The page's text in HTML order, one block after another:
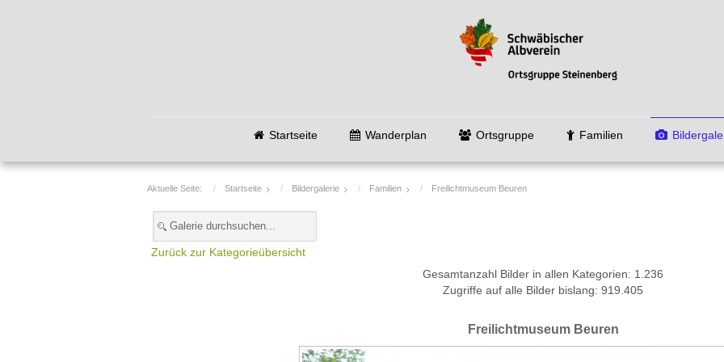
Startseite Wanderplan Ortsgruppe Familien
Aktuelle Seite: Startseite Bildergalerie Familien Freilichtmuseum Beuren
Zurück zur Kategorieübersicht
Gesamtanzahl Bilder in allen Kategorien: 1.236
Zugriffe auf alle Bilder bislang: 919.405
Freilichtmuseum Beuren